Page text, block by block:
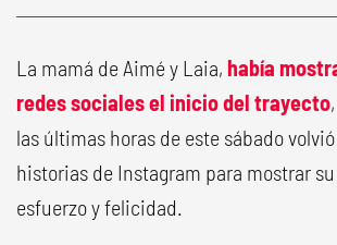
La mamá de Aimé y Laia, había
redes sociales el inicio del trayecto
las últimas horas de este sábado
historias de Instagram para mostrar
esfuerzo y felicidad.